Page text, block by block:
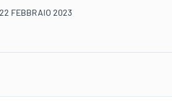
22 FEBBRAIO 2023